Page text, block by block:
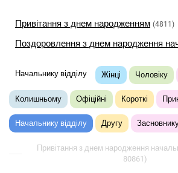
Привітання з днем ​​народженням (4811)
Поздоровлення з днем ​​народження
Начальнику відділу Жінці Чоловіку
Колишньому Офіційні Короткі
Начальнику відділу Другу
Привітання з днем ​​народження
80861)